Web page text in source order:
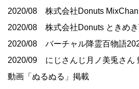
2020/08 株式会社Donuts
2020/08 株式会社Donuts ときめ
2020/08 バーチャル降霊百物語
2020/09 にじさんじ月ノ美兎さん
動画「ぬるぬる」掲載